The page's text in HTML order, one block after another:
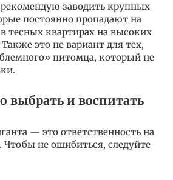
заводить крупных
постоянно пропадают на
тесных квартирах на высоких
это не вариант для тех,
питомца, который не
выбрать и воспитать
— это ответственность на
не ошибиться, следуйте